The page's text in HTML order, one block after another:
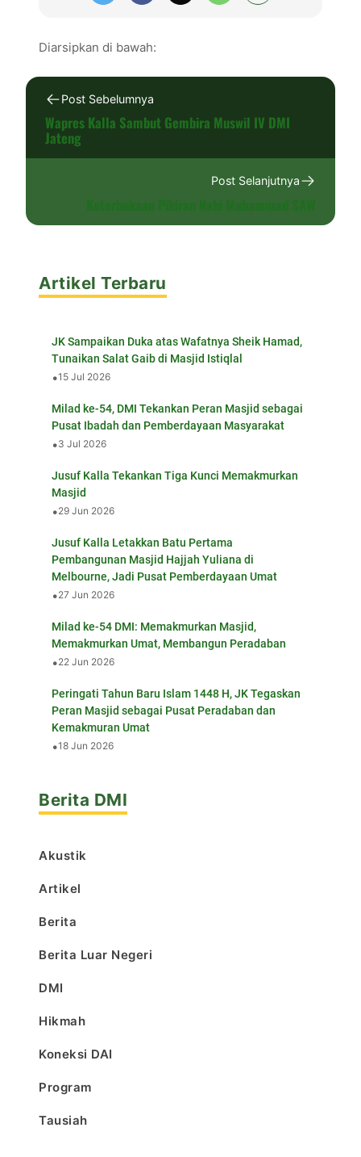
Diarsipkan di bawah:
Post Sebelumnya
Wapres Kalla Sambut Gembira Muswil IV DMI
Jateng
Post Selanjutnya
Artikel Terbaru
JK Sampaikan Duka atas Wafatnya Sheik Hamad,
Tunaikan Salat Gaib di Masjid Istiqlal
•15 Jul 2026
Milad ke-54, DMI Tekankan Peran Masjid sebagai
Pusat Ibadah dan Pemberdayaan Masyarakat
•3 Jul 2026
Jusuf Kalla Tekankan Tiga Kunci Memakmurkan
Masjid
•29 Jun 2026
Jusuf Kalla Letakkan Batu Pertama
Pembangunan Masjid Hajjah Yuliana di
Melbourne, Jadi Pusat Pemberdayaan Umat
•27 Jun 2026
Milad ke-54 DMI: Memakmurkan Masjid,
Memakmurkan Umat, Membangun Peradaban
•22 Jun 2026
Peringati Tahun Baru Islam 1448 H, JK Tegaskan
Peran Masjid sebagai Pusat Peradaban dan
Kemakmuran Umat
•18 Jun 2026
Berita DMI
Akustik
Artikel
Berita
Berita Luar Negeri
DMI
Hikmah
Koneksi DAI
Program
Tausiah